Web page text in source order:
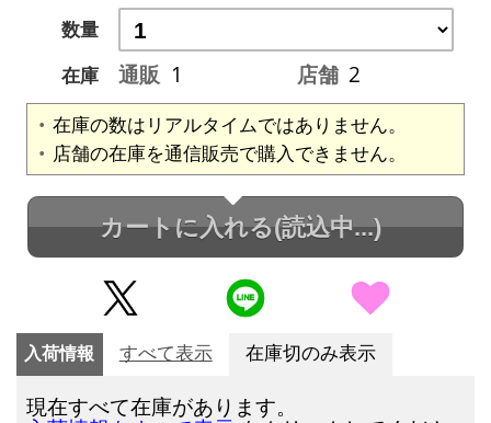
数量
在庫
通販 1 店舗 2
在庫の数はリアルタイムではありません。
店舗の在庫を通信販売で購入できません。
カートに入れる(読込中...)
入荷情報 すべて表示 在庫切のみ表示
現在すべて在庫があります。